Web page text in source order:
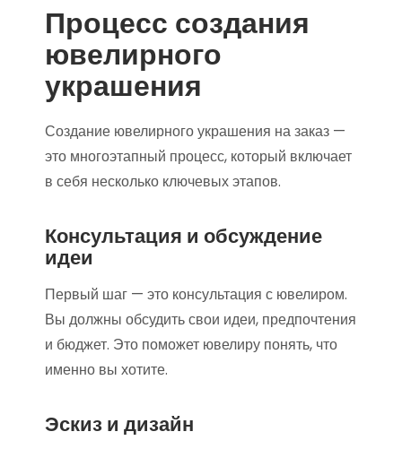
Процесс создания
ювелирного
украшения
Создание ювелирного украшения на заказ —
это многоэтапный процесс, который включает
в себя несколько ключевых этапов.
Консультация и обсуждение
идеи
Первый шаг — это консультация с ювелиром.
Вы должны обсудить свои идеи, предпочтения
и бюджет. Это поможет ювелиру понять, что
именно вы хотите.
Эскиз и дизайн